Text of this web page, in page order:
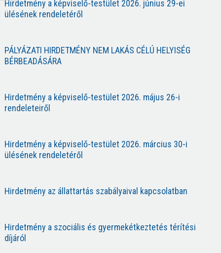
Hirdetmény a képviselő-testület 2026. június 29-ei
ülésének rendeletéről
PÁLYÁZATI HIRDETMÉNY NEM LAKÁS CÉLÚ HELYISÉG
BÉRBEADÁSÁRA
Hirdetmény a képviselő-testület 2026. május 26-i
rendeleteiről
Hirdetmény a képviselő-testület 2026. március 30-i
ülésének rendeletéről
Hirdetmény az állattartás szabályaival kapcsolatban
Hirdetmény a szociális és gyermekétkeztetés térítési
díjáról